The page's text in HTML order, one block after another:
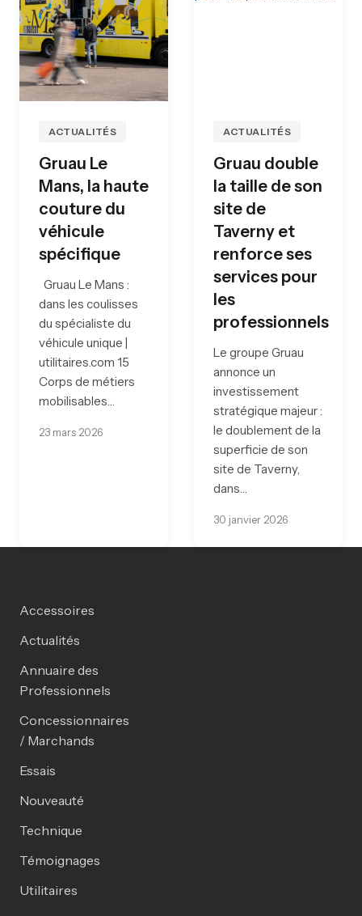
ACTUALITÉS
Gruau Le
Mans, la haute
couture du
véhicule
spécifique
Gruau Le Mans :
dans les coulisses
du spécialiste du
véhicule unique |
utilitaires.com 15
Corps de métiers
mobilisables…
23 mars 2026
ACTUALITÉS
Gruau double
la taille de son
site de
Taverny et
renforce ses
services pour
les
professionnels
Le groupe Gruau
annonce un
investissement
stratégique majeur :
le doublement de la
superficie de son
site de Taverny,
dans…
30 janvier 2026
Accessoires
Actualités
Annuaire des
Professionnels
Concessionnaires
/ Marchands
Essais
Nouveauté
Technique
Témoignages
Utilitaires